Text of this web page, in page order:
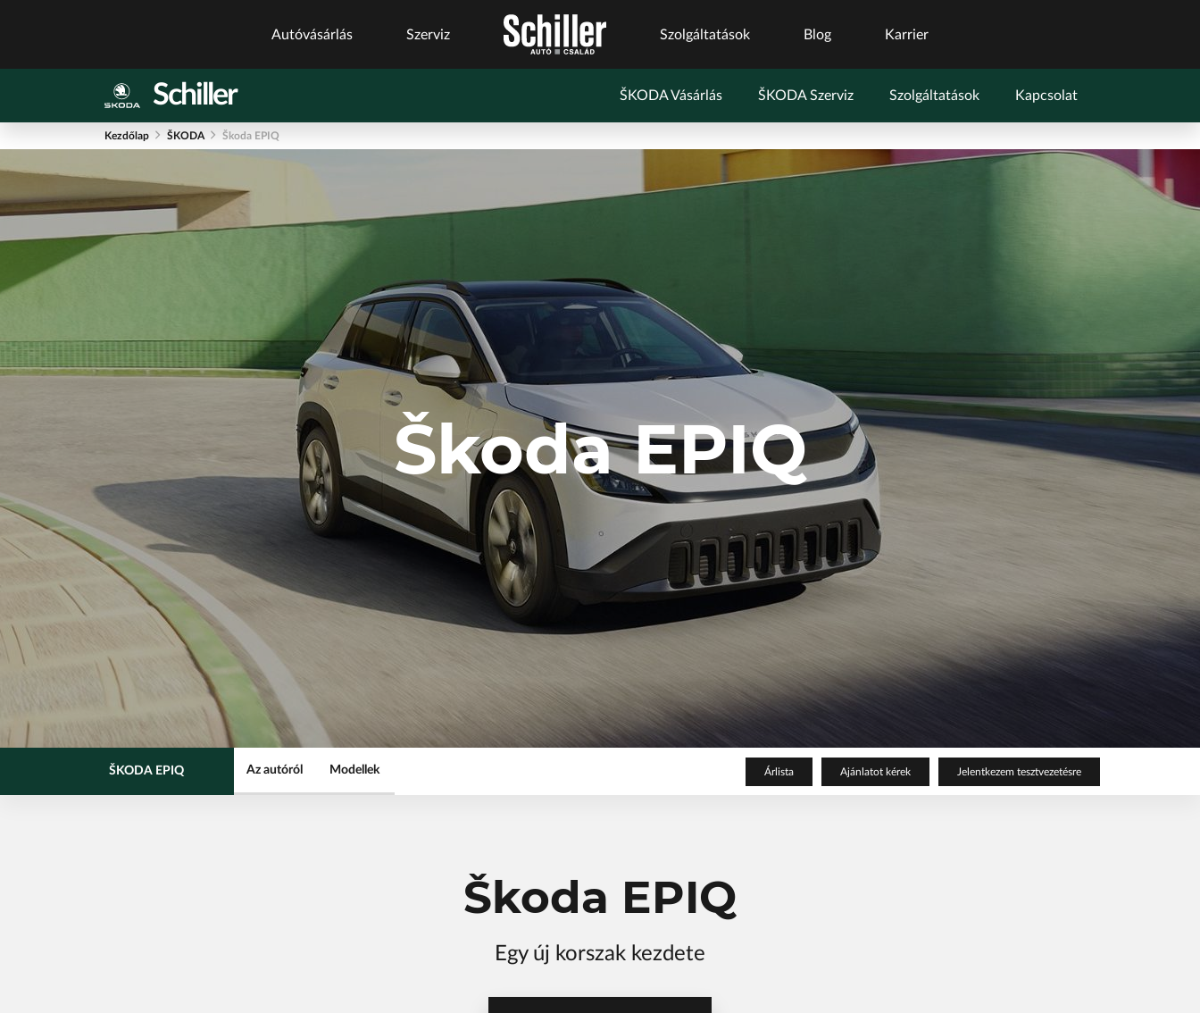
Autóvásárlás
Lexus Pest
Toyota Schiller
Szerviz
szolgáltatások
Schneider Electric
Szerviz
Karosszéria
Kulcsautomata
Márkaszervizek
Seat Schiller
ŠKODA Schiller
Tesla Approved
Toyota Schiller
VW
Haszonjárművek
VW Service Schiller
Karosszéria
Centrum
Szolgáltatások
Szerviz
Tartós bérlet
Tesla Approved
Blog Karrier
Schiller ŠKODA Vásárlás ŠKODA Szerviz Szolgáltatások Kapcsolat
Kezdőlap ŠKODA Škoda EPIQ
Škoda EPIQ
ŠKODA EPIQ Az autóról Modellek Árlista Ajánlatot kérek Jelentkezem tesztvezetésre
Škoda EPIQ
Egy új korszak kezdete